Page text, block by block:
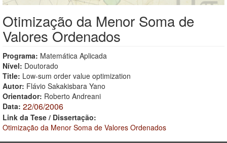
Otimização da Menor Soma de
Valores Ordenados
Programa: Matemática Aplicada
Nível: Doutorado
Title: Low-sum order value optimization
Autor: Flávio Sakakisbara Yano
Orientador: Roberto Andreani
Data: 22/06/2006
Link da Tese / Dissertação:
Otimização da Menor Soma de Valores Ordenados